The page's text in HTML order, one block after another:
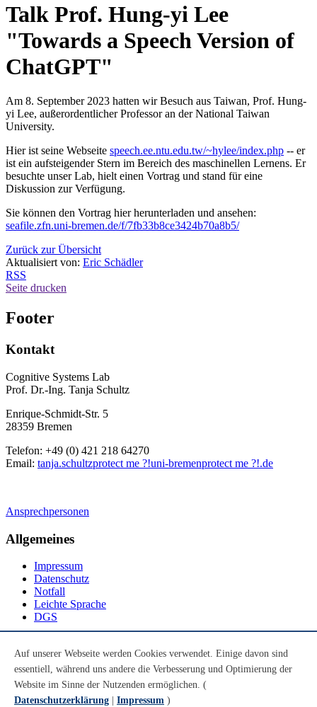
Talk Prof. Hung-yi Lee
"Towards a Speech Version of
ChatGPT"
Am 8. September 2023 hatten wir Besuch aus Taiwan, Prof. Hung-
yi Lee, außerordentlicher Professor an der National Taiwan
University.
Hier ist seine Webseite speech.ee.ntu.edu.tw/~hylee/index.php -- er
ist ein aufsteigender Stern im Bereich des maschinellen Lernens. Er
besuchte unser Lab, hielt einen Vortrag und stand für eine
Diskussion zur Verfügung.
Sie können den Vortrag hier herunterladen und ansehen:
seafile.zfn.uni-bremen.de/f/7fb33b8ce3424b70a8b5/
Zurück zur Übersicht
Aktualisiert von: Eric Schädler
RSS
Seite drucken
Footer
Kontakt
Cognitive Systems Lab
Prof. Dr.-Ing. Tanja Schultz
Enrique-Schmidt-Str. 5
28359 Bremen
Telefon: +49 (0) 421 218 64270
Email: tanja.schultzprotect me ?!uni-bremenprotect me ?!.de
Ansprechpersonen
Allgemeines
Impressum
Datenschutz
Notfall
Leichte Sprache
DGS
Youtube
Instagram
LinkedIn
Auf unserer Webseite werden Cookies verwendet. Einige davon sind
essentiell, während uns andere die Verbesserung und Optimierung der
Website im Sinne der Nutzenden ermöglichen. (
Datenschutzerklärung
Impressum )